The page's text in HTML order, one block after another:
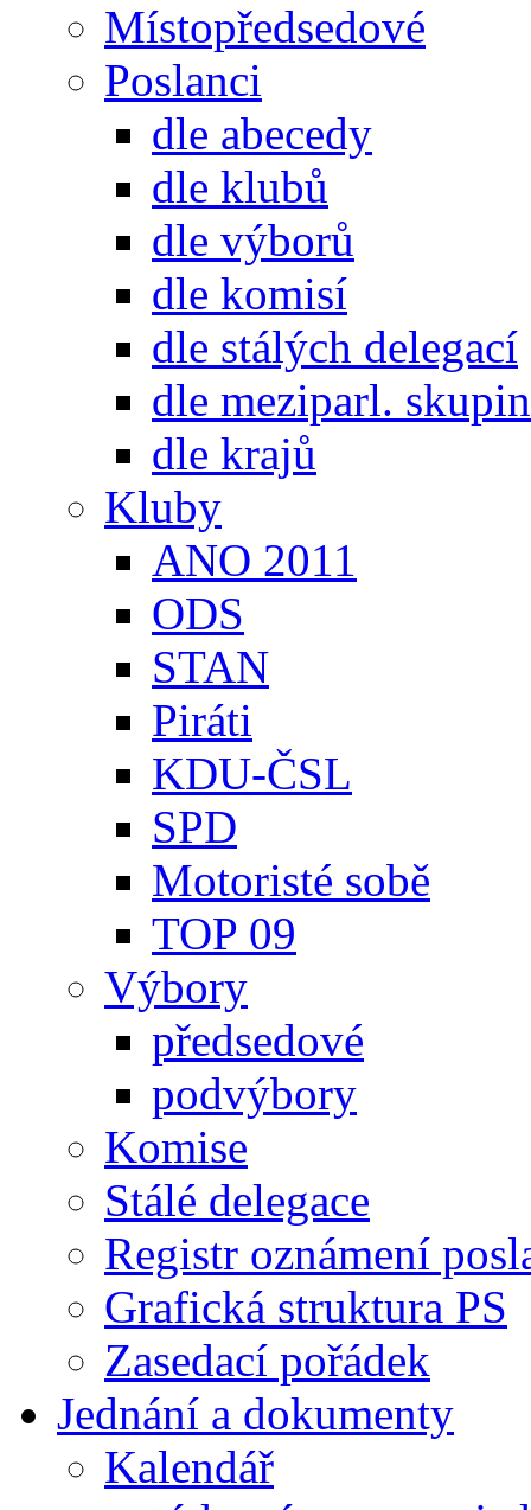
Místopředsedové
Poslanci
dle abecedy
dle klubů
dle výborů
dle komisí
dle stálých delegací
dle meziparl. skupin
dle krajů
Kluby
ANO 2011
ODS
STAN
Piráti
KDU-ČSL
SPD
Motoristé sobě
TOP 09
Výbory
předsedové
podvýbory
Komise
Stálé delegace
Registr oznámení
Grafická struktura PS
Zasedací pořádek
Jednání a dokumenty
Kalendář